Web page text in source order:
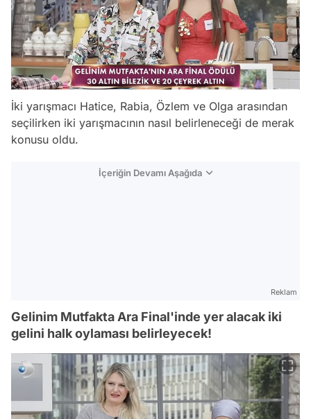
İki yarışmacı Hatice, Rabia, Özlem ve Olga arasından
seçilirken iki yarışmacının nasıl belirleneceği de merak
konusu oldu.
İçeriğin Devamı Aşağıda
Reklam
Gelinim Mutfakta Ara Final'inde yer alacak iki
gelini halk oylaması belirleyecek!